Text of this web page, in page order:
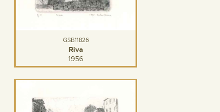
GSB11826
Riva
1956